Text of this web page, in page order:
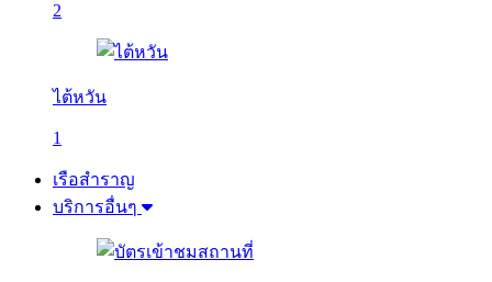
2
ไต้หวัน
1
เรือสำราญ
บริการอื่นๆ